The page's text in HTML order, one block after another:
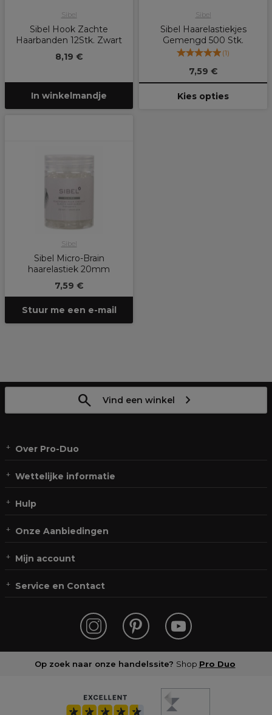
Sibel
Sibel Hook Zachte
Haarbanden 12Stk. Zwart
8,19 €
In winkelmandje
Sibel
Sibel Haarelastiekjes
Gemengd 500 Stk.
(1)
7,59 €
Kies opties
Sibel
Sibel Micro-Brain
haarelastiek 20mm
7,59 €
Stuur me een e-mail
Vind een winkel
Over Pro-Duo
Wettelijke informatie
Hulp
Onze Aanbiedingen
Mijn account
Service en Contact
Op zoek naar onze handelssite? Shop Pro Duo